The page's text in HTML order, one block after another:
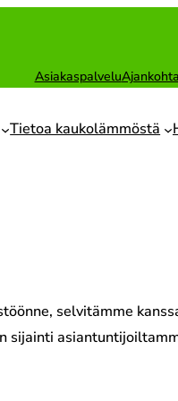
Asiakaspalvelu
Tietoa kaukolämmöstä
selvitämme
sijainti